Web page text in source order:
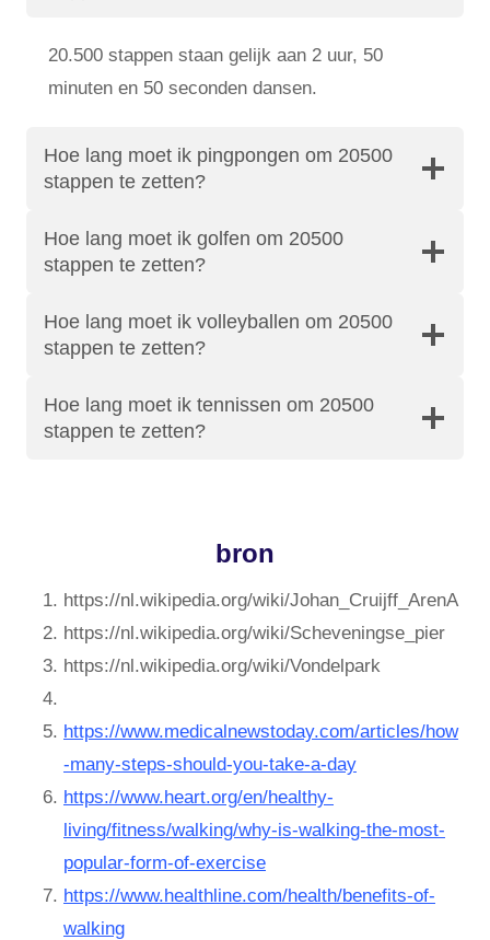
20.500 stappen staan ​​gelijk aan 2 uur, 50
minuten en 50 seconden dansen.
Hoe lang moet ik pingpongen om 20500
stappen te zetten?
Hoe lang moet ik golfen om 20500
stappen te zetten?
Hoe lang moet ik volleyballen om 20500
stappen te zetten?
Hoe lang moet ik tennissen om 20500
stappen te zetten?
bron
https://nl.wikipedia.org/wiki/Johan_Cruijff_ArenA
https://nl.wikipedia.org/wiki/Scheveningse_pier
https://nl.wikipedia.org/wiki/Vondelpark
https://www.medicalnewstoday.com/articles/how
-many-steps-should-you-take-a-day
https://www.heart.org/en/healthy-
living/fitness/walking/why-is-walking-the-most-
popular-form-of-exercise
https://www.healthline.com/health/benefits-of-
walking